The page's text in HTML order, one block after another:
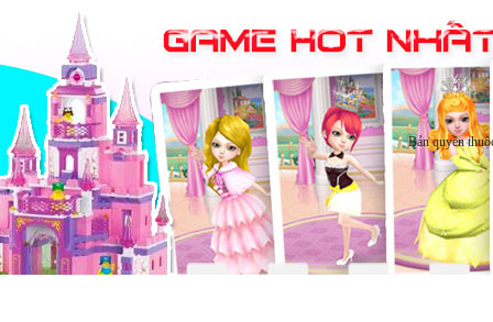
Bản quyền